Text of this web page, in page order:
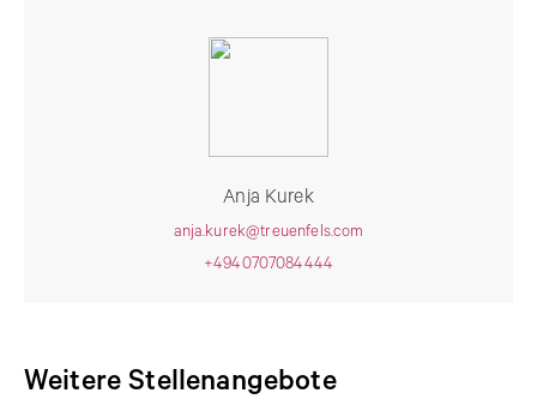
Anja Kurek
anja.kurek@treuenfels.com
+4940707084444
Weitere Stellenangebote